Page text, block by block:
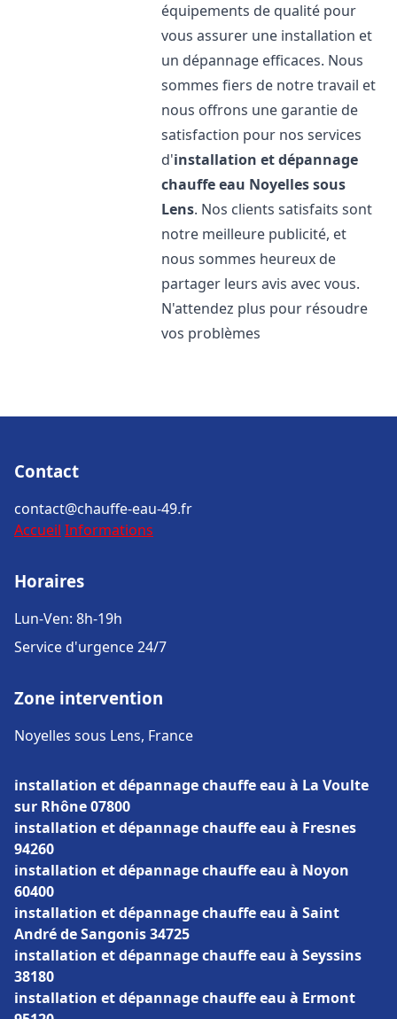
équipements de qualité pour
vous assurer une installation et
un dépannage efficaces. Nous
sommes fiers de notre travail et
nous offrons une garantie de
satisfaction pour nos services
d'installation et dépannage
chauffe eau Noyelles sous
Lens. Nos clients satisfaits sont
notre meilleure publicité, et
nous sommes heureux de
partager leurs avis avec vous.
N'attendez plus pour résoudre
vos problèmes
Contact
contact@chauffe-eau-49.fr
Accueil Informations
Horaires
Lun-Ven: 8h-19h
Service d'urgence 24/7
Zone intervention
Noyelles sous Lens, France
installation et dépannage chauffe eau à La Voulte
sur Rhône 07800
installation et dépannage chauffe eau à Fresnes
94260
installation et dépannage chauffe eau à Noyon
60400
installation et dépannage chauffe eau à Saint
André de Sangonis 34725
installation et dépannage chauffe eau à Seyssins
38180
installation et dépannage chauffe eau à Ermont